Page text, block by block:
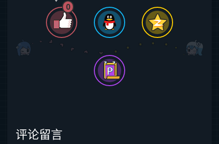
0
评论留言